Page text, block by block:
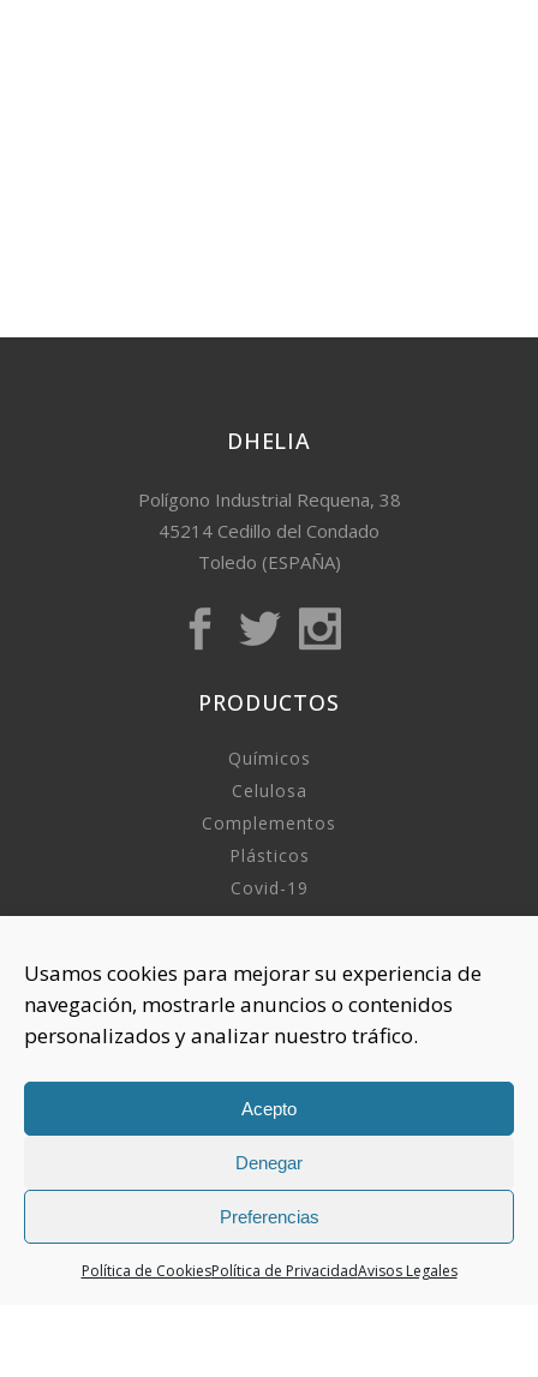
Usamos cookies para mejorar su experiencia de
navegación, mostrarle anuncios o contenidos
personalizados y analizar nuestro tráfico.
Acepto
Denegar
Preferencias
Política de CookiesPolítica de PrivacidadAvisos Legales
DHELIA
Polígono Industrial Requena, 38
45214 Cedillo del Condado
Toledo (ESPAÑA)
PRODUCTOS
Químicos
Celulosa
Complementos
Plásticos
Covid-19
Sobre nosotros
Aviso Legal
Política de Privacidad
Política Cookies
CONTACTAR
925 508 922
dhelia@dhelia.es